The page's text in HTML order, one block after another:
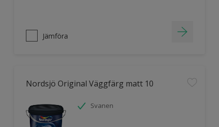
Jämföra
Nordsjö Original Väggfärg matt 10
Svanen